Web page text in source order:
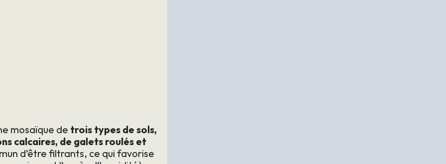
mosaïque de trois types de sols,
calcaires, de galets roulés et
d’être filtrants, ce qui favorise